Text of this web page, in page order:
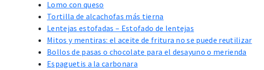
Lomo con queso
Tortilla de alcachofas más tierna
Lentejas estofadas – Estofado de lentejas
Mitos y mentiras: el aceite de fritura no se puede reutilizar
Bollos de pasas o chocolate para el desayuno o merienda
Espaguetis a la carbonara